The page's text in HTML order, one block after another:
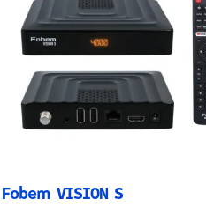
Fobem VISION S